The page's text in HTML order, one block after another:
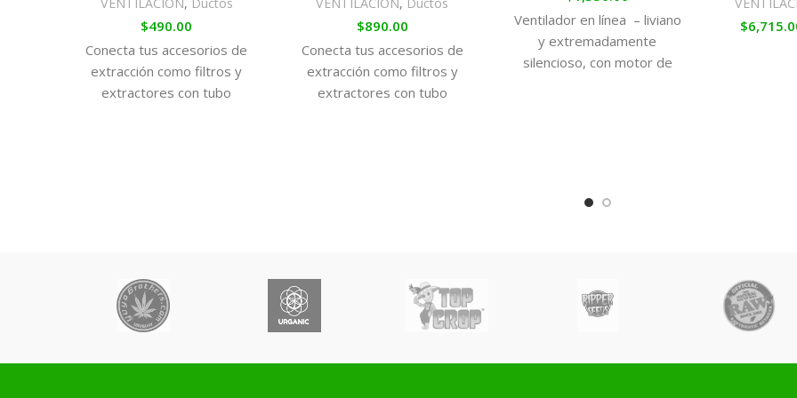
VENTILACIÓN, Ductos
$490.00
Conecta tus accesorios de
extracción como filtros y
extractores con tubo
VENTILACIÓN, Ductos
$890.00
Conecta tus accesorios de
extracción como filtros y
extractores con tubo
Ventilador en línea – liviano
y extremadamente
silencioso, con motor de
$